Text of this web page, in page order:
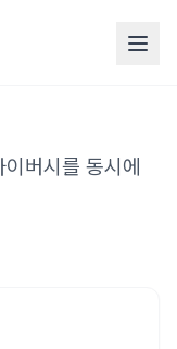
버시를 동시에